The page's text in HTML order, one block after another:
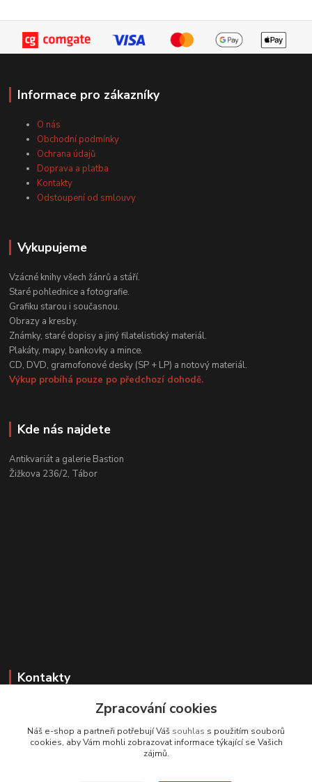
Informace pro zákazníky
O nás
Obchodní podmínky
Ochrana údajů
Doprava a platba
Kontakty
Odstoupení od smlouvy
Vykupujeme
Vzácné knihy všech žánrů a stáří.
Staré pohlednice a fotografie.
Grafiku starou i současnou.
Obrazy a kresby.
Známky, staré dopisy a jiný filatelistický materiál.
Plakáty, mapy, bankovky a mince.
CD, DVD, gramofonové desky (SP + LP) a notový materiál.
Výkup probíhá pouze po předchozí dohodě.
Kde nás najdete
Antikvariát a galerie Bastion
Žižkova 236/2, Tábor
Kontakty
Zákaznická podpora
+420 608 331 344
(Po-Pá, 11-17 hod.; So, 9-12 hod.)
Zpracování cookies
Náš e-shop a partneři potřebují Váš souhlas s použitím souborů
cookies, aby Vám mohli zobrazovat informace týkající se Vašich
zájmů.